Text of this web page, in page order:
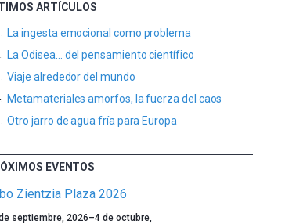
ARTÍCULOS
La ingesta emocional como problema
La Odisea… del pensamiento científico
Viaje alrededor del mundo
Metamateriales amorfos, la fuerza del caos
Otro jarro de agua fría para Europa
EVENTOS
Zientzia Plaza 2026
septiembre, 2026–4 de octubre,